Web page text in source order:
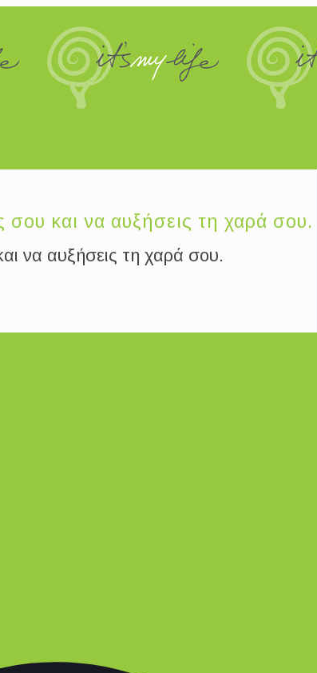
σου και να αυξήσεις τη χαρά σου.
να αυξήσεις τη χαρά σου.